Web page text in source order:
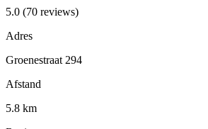
5.0 (70 reviews)
Adres
Groenestraat 294
Afstand
5.8 km